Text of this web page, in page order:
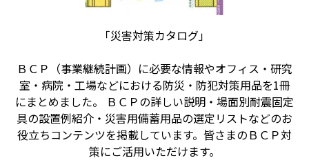
「災害対策カタログ」
ＢＣＰ（事業継続計画）に必要な情報やオフィス・研究
室・病院・工場などにおける防災・防犯対策用品を1冊
にまとめました。 ＢＣＰの詳しい説明・場面別耐震固定
具の設置例紹介・災害用備蓄用品の選定リストなどのお
役立ちコンテンツを掲載しています。皆さまのＢＣＰ対
策にご活用いただけます。